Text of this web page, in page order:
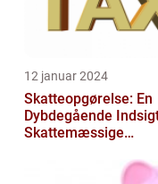
12 januar 2024
Skatteopgørelse: En
Dybdegående
Skattemæssige